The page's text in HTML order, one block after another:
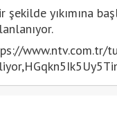
yıkımına
www.ntv.com.tr/